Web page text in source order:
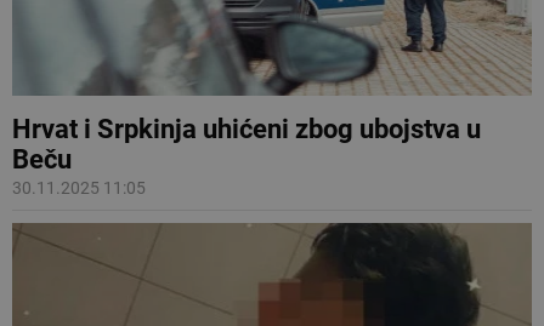
Hrvat i Srpkinja uhićeni zbog ubojstva u
Beču
30.11.2025 11:05